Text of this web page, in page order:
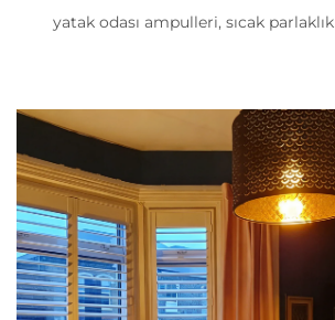
yatak odası ampulleri, sıcak parlaklık